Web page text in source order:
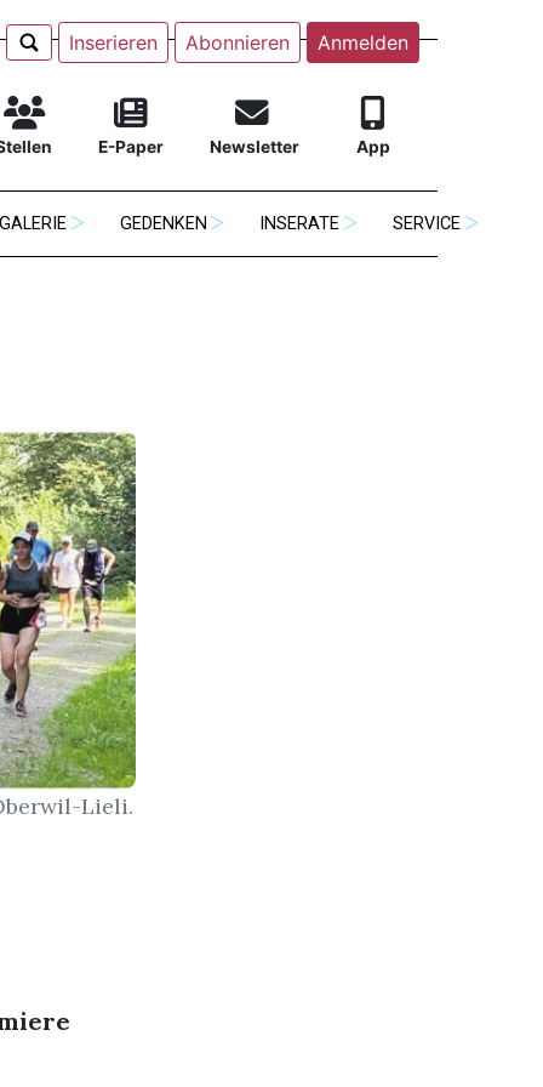
Inserieren Abonnieren Anmelden
E-Paper Newsletter App
GALERIE GEDENKEN INSERATE SERVICE
Lieli.